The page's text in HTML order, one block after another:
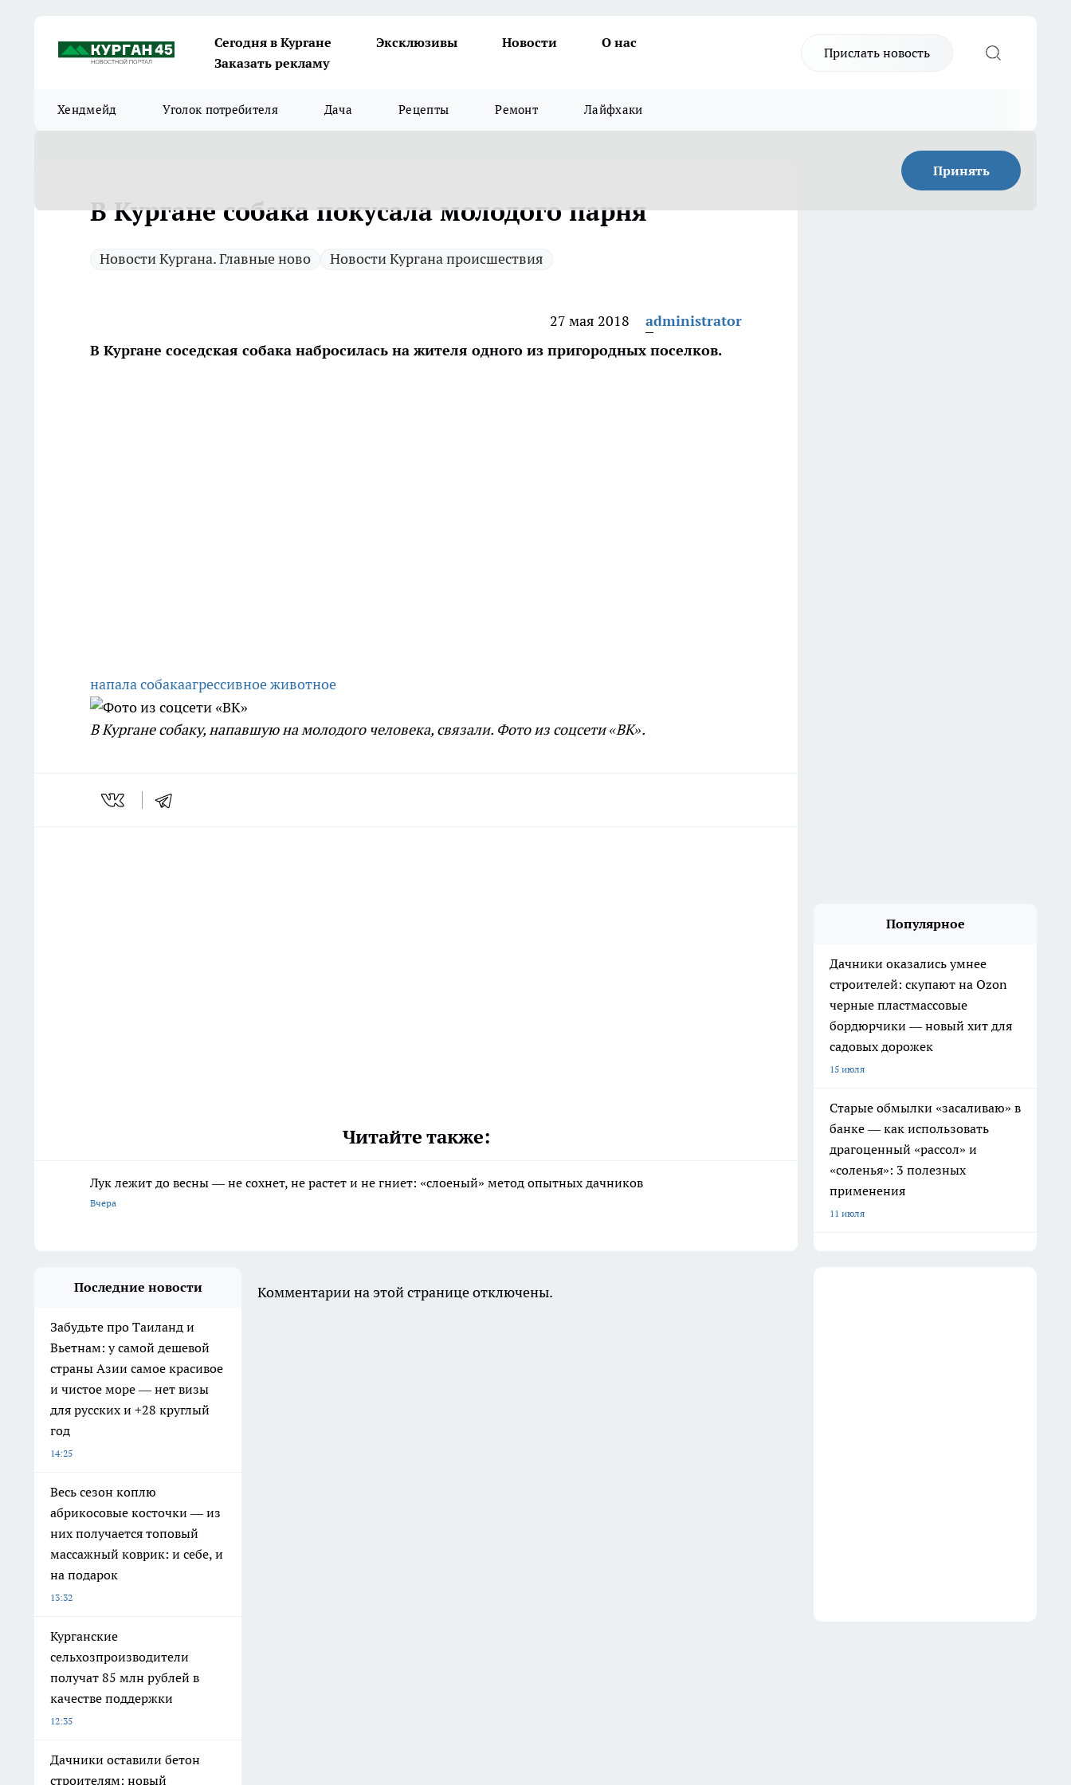
Сегодня в Кургане Эксклюзивы Новости
О нас
Заказать рекламу
Прислать новость
Хендмейд Уголок потребителя Дача Рецепты Ремонт Лайфхаки
Принять
В Кургане собака покусала молодого парня
Новости Кургана. Главные ново Новости Кургана происшествия
27 мая 2018
administrator
В Кургане соседская собака набросилась на жителя одного из пригородных поселков.
напала собакаагрессивное животное
В Кургане собаку, напавшую на молодого человека, связали. Фото из соцсети «ВК».
Читайте также:
Лук лежит до весны — не сохнет, не растет и не гниет: «слоеный» метод опытных дачников
Вчера
Популярное
Дачники оказались умнее
строителей: скупают на Ozon
черные пластмассовые
бордюрчики — новый хит для
садовых дорожек
15 июля
Старые обмылки «засаливаю» в
банке — как использовать
драгоценный «рассол» и
«соленья»: 3 полезных
применения
11 июля
Последние новости
Забудьте про Таиланд и
Вьетнам: у самой дешевой
страны Азии самое красивое
и чистое море — нет визы
для русских и +28 круглый
год
14:25
Весь сезон коплю
абрикосовые косточки — из
них получается топовый
массажный коврик: и себе, и
на подарок
13:32
Курганские
сельхозпроизводители
получат 85 млн рублей в
качестве поддержки
12:35
Дачники оставили бетон
строителям: новый
Комментарии на этой странице отключены.